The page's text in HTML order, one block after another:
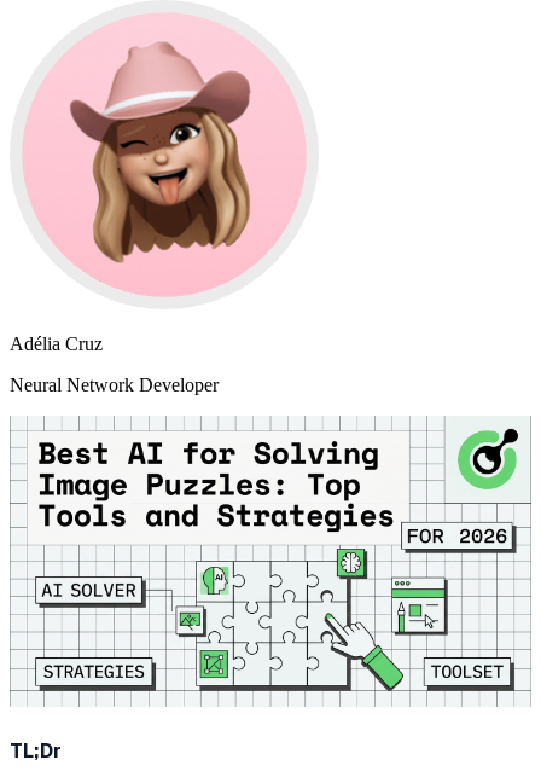
Adélia Cruz
Neural Network Developer
TL;Dr